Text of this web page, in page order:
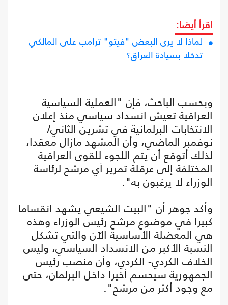
اقرأ أيضا:
لماذا لا يرى البعض "فيتو" ترامب على المالكي
تدخلا بسيادة العراق؟
وبحسب الباحث، فإن "العملية السياسية
العراقية تعيش انسداد سياسي منذ إعلان
الانتخابات البرلمانية في تشرين الثاني/
نوفمبر الماضي، وأن المشهد مازال معقدا،
لذلك أتوقع أن يتم اللجوء للقوى العراقية
المختلفة إلى عرقلة تمرير أي مرشح لرئاسة
الوزراء لا يرغبون به".
وأكد جوهر أن "البيت الشيعي يشهد انقساما
كبيرا في موضوع مرشح رئيس الوزراء وهذه
هي المعضلة الأساسية الآن والتي تشكل
النسبة الأكبر من الانسداد السياسي، وليس
الخلاف الكردي- الكردي، وأن منصب رئيس
الجمهورية سيحسم أخيرا داخل البرلمان، حتى
مع وجود أكثر من مرشح".